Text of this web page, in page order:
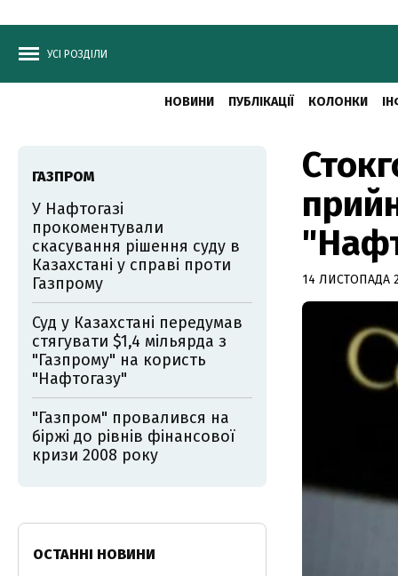
УСІ РОЗДІЛИ
НОВИНИ ПУБЛІКАЦІЇ КОЛОНКИ
14 ЛИСТОПАДА
ГАЗПРОМ
У Нафтогазі
прокоментували
скасування рішення суду в
Казахстані у справі проти
Газпрому
Суд у Казахстані передумав
стягувати $1,4 мільярда з
"Газпрому" на користь
"Нафтогазу"
"Газпром" провалився на
біржі до рівнів фінансової
кризи 2008 року
ОСТАННІ НОВИНИ